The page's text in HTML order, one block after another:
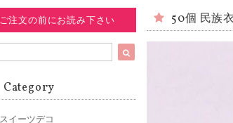
ご注文の前にお読み下さい
Category
スイーツデコ
50個 民族